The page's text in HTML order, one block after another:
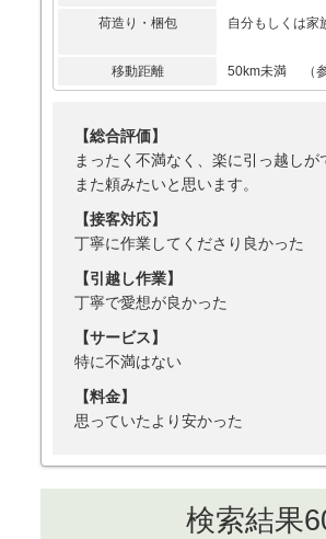
荷造り・梱包
自分もしくは家
移動距離 50km未満 （参
【総合評価】
まったく不満なく、楽に引っ越しが
また頼みたいと思います。
【接客対応】
丁寧に作業してくださり良かった
【引越し作業】
丁寧で愛想が良かった
【サービス】
特に不満はない
【料金】
思っていたより安かった
検索結果